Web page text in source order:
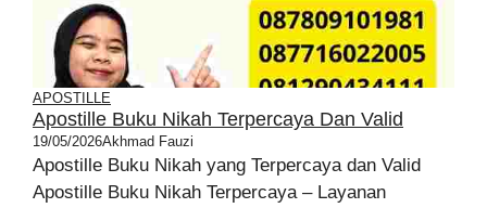
APOSTILLE
Apostille Buku Nikah Terpercaya Dan Valid
19/05/2026Akhmad Fauzi
Apostille Buku Nikah yang Terpercaya dan Valid
Apostille Buku Nikah Terpercaya – Layanan